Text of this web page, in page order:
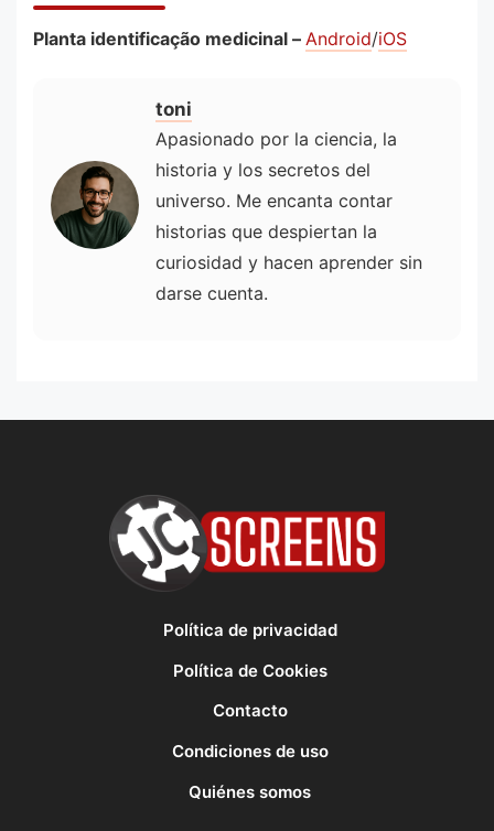
Planta identificação medicinal – Android/iOS
toni
Apasionado por la ciencia, la
historia y los secretos del
universo. Me encanta contar
historias que despiertan la
curiosidad y hacen aprender sin
darse cuenta.
Política de privacidad
Política de Cookies
Contacto
Condiciones de uso
Quiénes somos